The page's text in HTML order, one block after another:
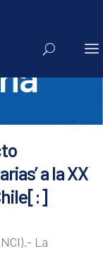
a la XX
La